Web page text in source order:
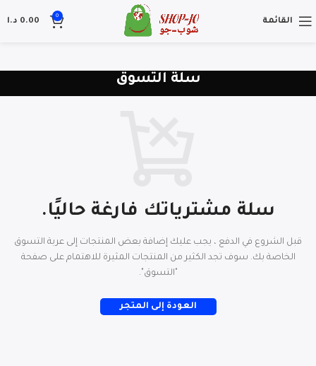
القائمة
0
0.00 د.ا
سلة التسوق
سلة مشترياتك فارغة حاليًا.
قبل الشروع في الدفع ، يجب عليك إضافة بعض المنتجات إلى عربة التسوق
الخاصة بك. سوف تجد الكثير من المنتجات المثيرة للاهتمام على صفحة
"التسوق".
العودة إلى المتجر